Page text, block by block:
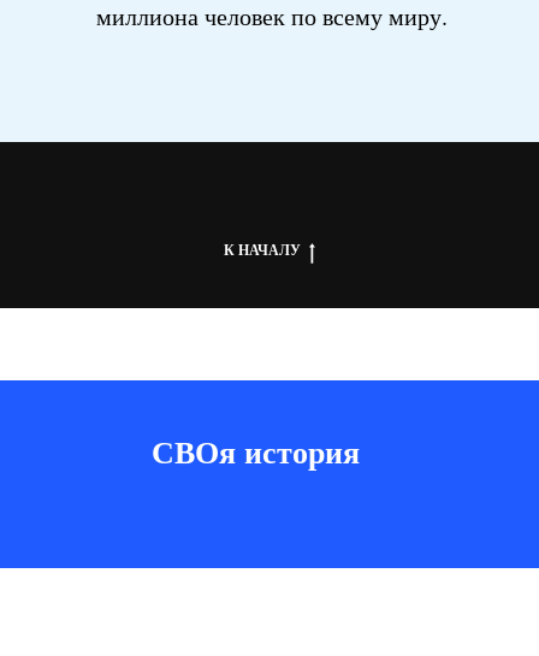
миллиона человек по всему миру.
К НАЧАЛУ
СВОя история